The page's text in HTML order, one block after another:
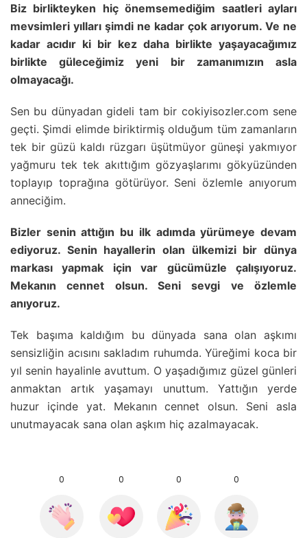
Biz birlikteyken hiç önemsemediğim saatleri ayları
mevsimleri yılları şimdi ne kadar çok arıyorum. Ve ne
kadar acıdır ki bir kez daha birlikte yaşayacağımız
birlikte güleceğimiz yeni bir zamanımızın asla
olmayacağı.
Sen bu dünyadan gideli tam bir cokiyisozler.com sene
geçti. Şimdi elimde biriktirmiş olduğum tüm zamanların
tek bir güzü kaldı rüzgarı üşütmüyor güneşi yakmıyor
yağmuru tek tek akıttığım gözyaşlarımı gökyüzünden
toplayıp toprağına götürüyor. Seni özlemle anıyorum
anneciğim.
Bizler senin attığın bu ilk adımda yürümeye devam
ediyoruz. Senin hayallerin olan ülkemizi bir dünya
markası yapmak için var gücümüzle çalışıyoruz.
Mekanın cennet olsun. Seni sevgi ve özlemle
anıyoruz.
Tek başıma kaldığım bu dünyada sana olan aşkımı
sensizliğin acısını sakladım ruhumda. Yüreğimi koca bir
yıl senin hayalinle avuttum. O yaşadığımız güzel günleri
anmaktan artık yaşamayı unuttum. Yattığın yerde
huzur içinde yat. Mekanın cennet olsun. Seni asla
unutmayacak sana olan aşkım hiç azalmayacak.
0 0 0 0